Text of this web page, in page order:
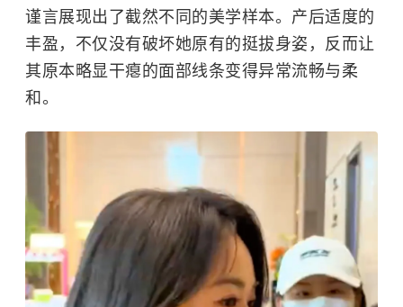
谨言展现出了截然不同的美学样本。产后适度的
丰盈，不仅没有破坏她原有的挺拔身姿，反而让
其原本略显干瘪的面部线条变得异常流畅与柔
和。